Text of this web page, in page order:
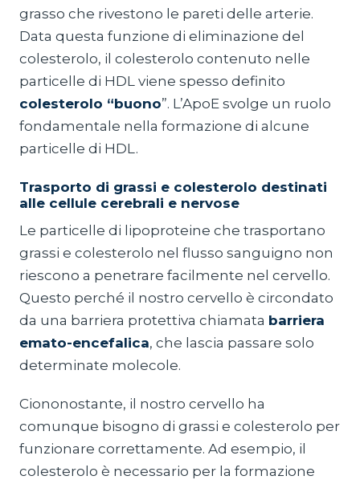
grasso che rivestono le pareti delle arterie.
Data questa funzione di eliminazione del
colesterolo, il colesterolo contenuto nelle
particelle di HDL viene spesso definito
colesterolo “buono”. L’ApoE svolge un ruolo
fondamentale nella formazione di alcune
particelle di HDL.
Trasporto di grassi e colesterolo destinati
alle cellule cerebrali e nervose
Le particelle di lipoproteine che trasportano
grassi e colesterolo nel flusso sanguigno non
riescono a penetrare facilmente nel cervello.
Questo perché il nostro cervello è circondato
da una barriera protettiva chiamata barriera
emato-encefalica, che lascia passare solo
determinate molecole.
Ciononostante, il nostro cervello ha
comunque bisogno di grassi e colesterolo per
funzionare correttamente. Ad esempio, il
colesterolo è necessario per la formazione